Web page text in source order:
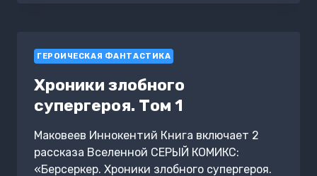
ГЕРОИЧЕСКАЯ ФАНТАСТИКА
Хроники злобного
супергероя. Том 1
Маковеев Иннокентий Книга включает 2
рассказа Вселенной СЕРЫЙ КОМИКС:
«Берсеркер. Хроники злобного супергероя.